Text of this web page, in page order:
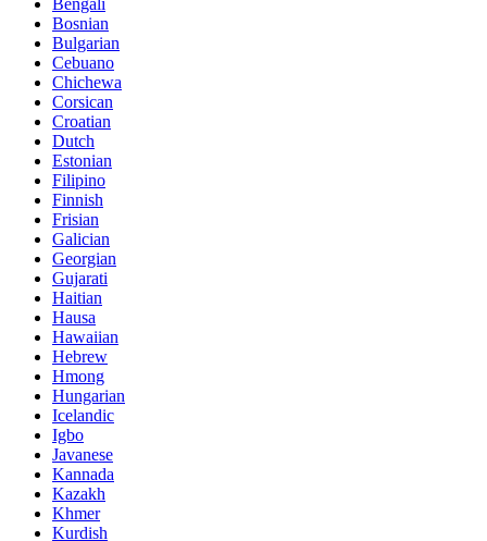
Bengali
Bosnian
Bulgarian
Cebuano
Chichewa
Corsican
Croatian
Dutch
Estonian
Filipino
Finnish
Frisian
Galician
Georgian
Gujarati
Haitian
Hausa
Hawaiian
Hebrew
Hmong
Hungarian
Icelandic
Igbo
Javanese
Kannada
Kazakh
Khmer
Kurdish